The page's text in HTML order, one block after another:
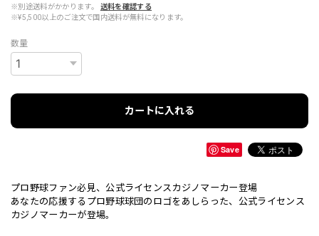
※別途送料がかかります。
送料を確認する
※¥5,500以上のご注文で国内送料が無料になります。
数量
カートに入れる
Save
プロ野球ファン必見、公式ライセンスカジノマーカー登場
あなたの応援するプロ野球球団のロゴをあしらった、公式ライセンス
カジノマーカーが登場。